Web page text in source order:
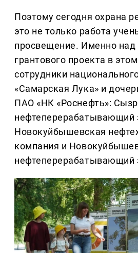
Поэтому сегодня охрана
это не только работа
просвещение. Именно над
грантового проекта в
сотрудники
«Самарская Лука» и
ПАО «НК «Роснефть»:
нефтеперерабатывающий
Новокуйбышевская
компания и
нефтеперерабатывающий